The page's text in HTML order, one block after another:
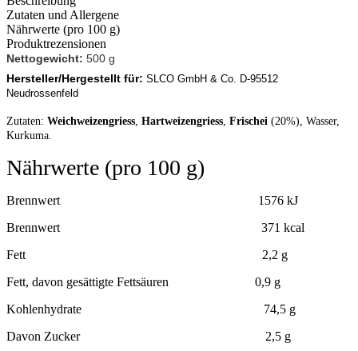
Zutaten und Allergene
Nährwerte (pro 100 g)
Produktrezensionen
Nettogewicht: 500 g
Hersteller/Hergestellt für: SLCO GmbH & Co. D-95512
Neudrossenfeld
Zutaten: Weichweizengriess, Hartweizengriess, Frischei (20%), Wasser,
Kurkuma.
Nährwerte (pro 100 g)
Brennwert 1576 kJ
Brennwert 371 kcal
Fett 2,2 g
Fett, davon gesättigte Fettsäuren 0,9 g
Kohlenhydrate 74,5 g
Davon Zucker 2,5 g